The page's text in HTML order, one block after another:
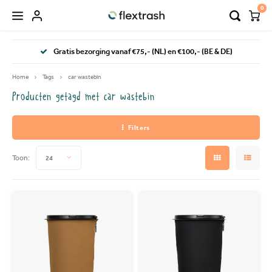
Hoofdmenu / flextrash prullenbakken
FLEXTRASH SMALL
FLEXTRASH LARGE
Hoofdmenu / camping prullenbak
0
Gratis bezorging vanaf €75,- (NL) en €100,- (BE & DE)
Home Tags car wastebin
Producten getagd met car wastebin
Filters
Toon: 24